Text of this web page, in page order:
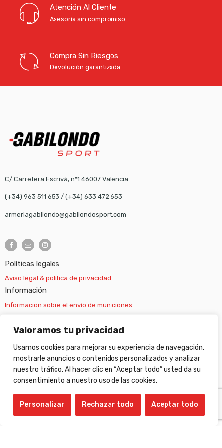
Valoramos tu privacidad
Usamos cookies para mejorar su experiencia de navegación,
mostrarle anuncios o contenidos personalizados y analizar
nuestro tráfico. Al hacer clic en “Aceptar todo” usted da su
consentimiento a nuestro uso de las cookies.
Personalizar Rechazar todo Aceptar todo
Atención Al Cliente
Asesoría sin compromiso
Compra Sin Riesgos
Devolución garantizada
C/ Carretera Escrivá, nº1 46007 Valencia
(+34) 963 511 653 / (+34) 633 472 653
armeriagabilondo@gabilondosport.com
Políticas legales
Aviso legal & política de privacidad
Información
Informacion sobre el envío de municiones
Información sobre el envío de armas
Cambios y devoluciones
Suscripción newsletter